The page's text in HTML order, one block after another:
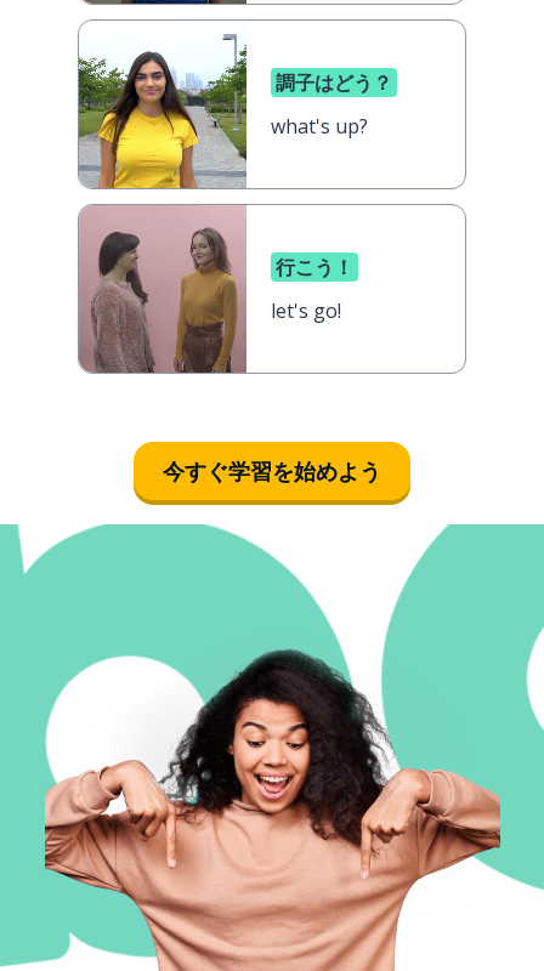
調子はどう？
what's up?
行こう！
let's go!
今すぐ学習を始めよう